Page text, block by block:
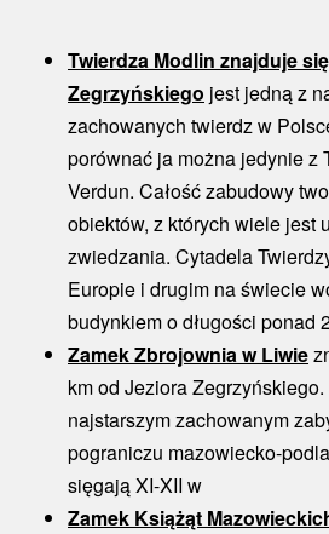
Twierdza Modlin znajduje
Zegrzyńskiego jest jedną z
zachowanych twierdz w
porównać ja można jedynie z
Verdun. Całość zabudowy
obiektów, z których wiele jest
zwiedzania. Cytadela
Europie i drugim na świecie
budynkiem o długości ponad
Zamek Zbrojownia w Liwie
km od Jeziora
najstarszym zachowanym
pograniczu mazowiecko-
sięgają XI-XII w
Zamek Książąt